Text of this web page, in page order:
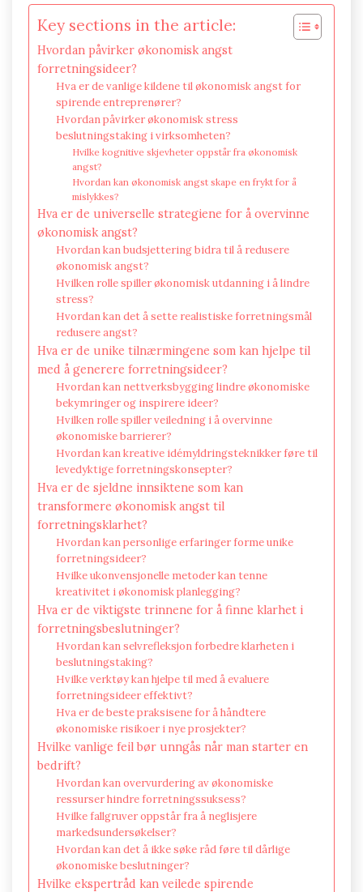
Key sections in the article:
Hvordan påvirker økonomisk angst
forretningsideer?
Hva er de vanlige kildene til økonomisk angst for
spirende entreprenører?
Hvordan påvirker økonomisk stress
beslutningstaking i virksomheten?
Hvilke kognitive skjevheter oppstår fra økonomisk
angst?
Hvordan kan økonomisk angst skape en frykt for å
mislykkes?
Hva er de universelle strategiene for å overvinne
økonomisk angst?
Hvordan kan budsjettering bidra til å redusere
økonomisk angst?
Hvilken rolle spiller økonomisk utdanning i å lindre
stress?
Hvordan kan det å sette realistiske forretningsmål
redusere angst?
Hva er de unike tilnærmingene som kan hjelpe til
med å generere forretningsideer?
Hvordan kan nettverksbygging lindre økonomiske
bekymringer og inspirere ideer?
Hvilken rolle spiller veiledning i å overvinne
økonomiske barrierer?
Hvordan kan kreative idémyldringsteknikker føre til
levedyktige forretningskonsepter?
Hva er de sjeldne innsiktene som kan
transformere økonomisk angst til
forretningsklarhet?
Hvordan kan personlige erfaringer forme unike
forretningsideer?
Hvilke ukonvensjonelle metoder kan tenne
kreativitet i økonomisk planlegging?
Hva er de viktigste trinnene for å finne klarhet i
forretningsbeslutninger?
Hvordan kan selvrefleksjon forbedre klarheten i
beslutningstaking?
Hvilke verktøy kan hjelpe til med å evaluere
forretningsideer effektivt?
Hva er de beste praksisene for å håndtere
økonomiske risikoer i nye prosjekter?
Hvilke vanlige feil bør unngås når man starter en
bedrift?
Hvordan kan overvurdering av økonomiske
ressurser hindre forretningssuksess?
Hvilke fallgruver oppstår fra å neglisjere
markedsundersøkelser?
Hvordan kan det å ikke søke råd føre til dårlige
økonomiske beslutninger?
Hvilke ekspertråd kan veilede spirende